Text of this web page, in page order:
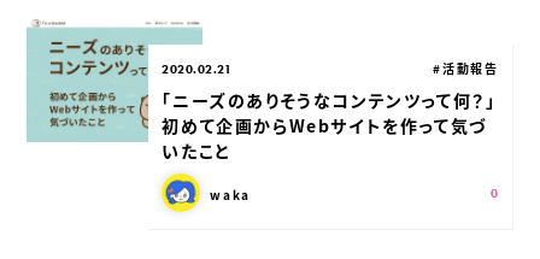
「ニーズのありそうなコンテンツって何？」
初めて企画からWebサイトを作って気づ
いたこと
公開日：
2020.02.21 カテゴリ：
#活動報告
この記事を書いた人：
waka スキ：
0Shares